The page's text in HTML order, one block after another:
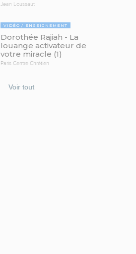
Jean Loussaut
VIDÉO ENSEIGNEMENT
Dorothée Rajiah - La
louange activateur de
votre miracle (1)
Paris Centre Chrétien
Voir tout